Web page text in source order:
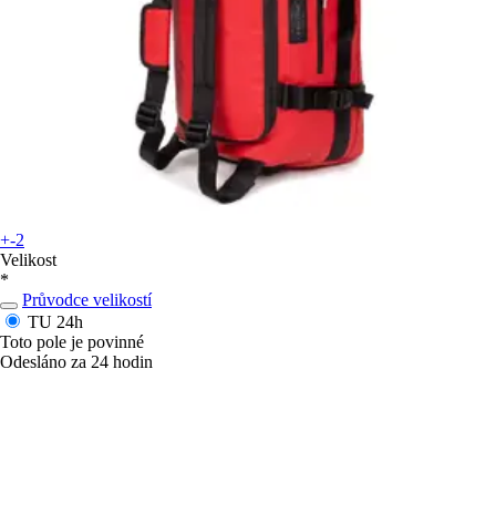
+-2
Velikost
*
Průvodce velikostí
TU 24h
Toto pole je povinné
Odesláno za 24 hodin